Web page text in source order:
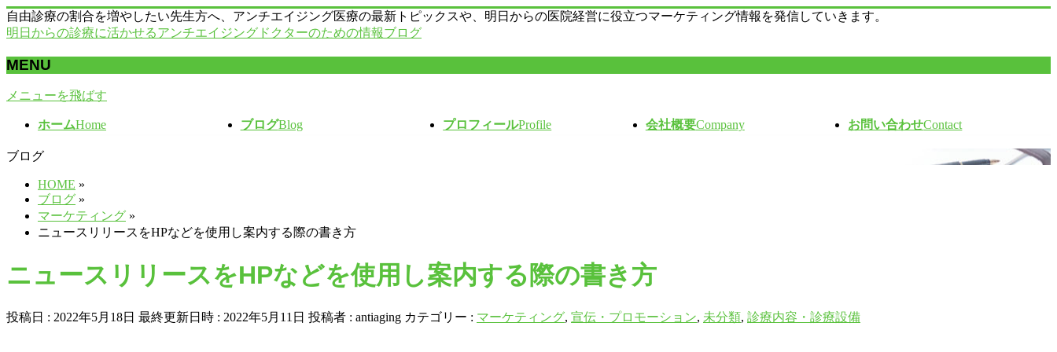
自由診療の割合を増やしたい先生方へ、アンチエイジング医療の最新トピックスや、明日からの医院経営に役立つマーケティング情報を発信していきます。
明日からの診療に活かせるアンチエイジングドクターのための情報ブログ
MENU
メニューを飛ばす
ホームHome ブログBlog プロフィールProfile 会社概要Company お問い合わせContact
ブログ
HOME »
ブログ »
マーケティング »
ニュースリリースをHPなどを使用し案内する際の書き方
ニュースリリースをHPなどを使用し案内する際の書き方
投稿日 : 2022年5月18日 最終更新日時 : 2022年5月11日 投稿者 : antiaging カテゴリー : マーケティング, 宣伝・プロモーション, 未分類, 診療内容・診療設備